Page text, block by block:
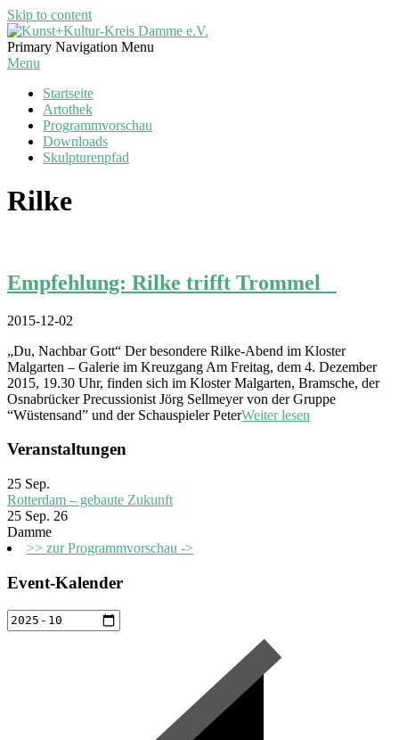
Skip to content
Kunst+Kultur-
Kreis
Primary Navigation Menu
Menu
Startseite
Artothek
Programmvorschau
Downloads
Skulpturenpfad
Rilke
Empfehlung: Rilke trifft Trommel
2015-12-02
„Du, Nachbar Gott“ Der besondere Rilke-Abend im Kloster
Malgarten – Galerie im Kreuzgang Am Freitag, dem 4. Dezember
2015, 19.30 Uhr, finden sich im Kloster Malgarten, Bramsche, der
Osnabrücker Precussionist Jörg Sellmeyer von der Gruppe
“Wüstensand” und der Schauspieler PeterWeiter lesen
Veranstaltungen
25 Sep.
Rotterdam – gebaute Zukunft
25 Sep. 26
Damme
>> zur Programmvorschau ->
Event-Kalender